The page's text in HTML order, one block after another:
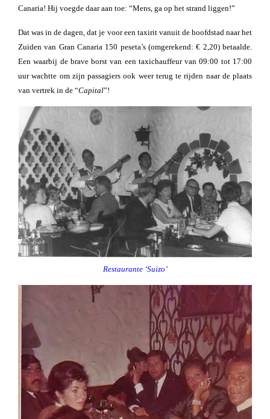
Canaria! Hij voegde daar aan toe: “Mens, ga op het strand liggen!”
Dat was in de dagen, dat je voor een taxirit vanuit de hoofdstad naar het
Zuiden van Gran Canaria 150 peseta’s (omgerekend: € 2,20) betaalde.
Een waarbij de brave borst van een taxichauffeur van 09:00 tot 17:00
uur wachtte om zijn passagiers ook weer terug te rijden naar de plaats
van vertrek in de “Capital”!
Restaurante ‘Suizo’